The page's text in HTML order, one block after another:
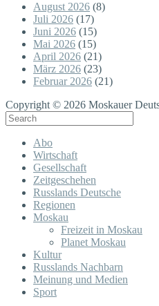
August 2026 (8)
Juli 2026 (17)
Juni 2026 (15)
Mai 2026 (15)
April 2026 (21)
März 2026 (23)
Februar 2026 (21)
Copyright © 2026 Moskauer
Abo
Wirtschaft
Gesellschaft
Zeitgeschehen
Russlands Deutsche
Regionen
Moskau
Freizeit in Moskau
Planet Moskau
Kultur
Russlands Nachbarn
Meinung und Medien
Sport